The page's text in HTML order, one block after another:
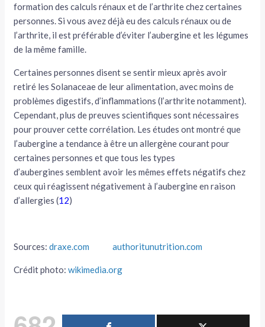
formation des calculs rénaux et de l’arthrite chez certaines
personnes. Si vous avez déjà eu des calculs rénaux ou de
l’arthrite, il est préférable d’éviter l’aubergine et les légumes
de la même famille.
Certaines personnes disent se sentir mieux après avoir
retiré les Solanaceae de leur alimentation, avec moins de
problèmes digestifs, d’inflammations (l’arthrite notamment).
Cependant, plus de preuves scientifiques sont nécessaires
pour prouver cette corrélation. Les études ont montré que
l’aubergine a tendance à être un allergène courant pour
certaines personnes et que tous les types
d’aubergines semblent avoir les mêmes effets négatifs chez
ceux qui réagissent négativement à l’aubergine en raison
d’allergies (12)
Sources:draxe.com authoritunutrition.com
Crédit photo:wikimedia.org